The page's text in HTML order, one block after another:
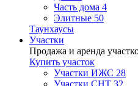
Часть дома 4
Элитные 50
Таунхаусы
Участки
Продажа и аренда
Купить участок
Участки ИЖС 28
Участки СНТ 32